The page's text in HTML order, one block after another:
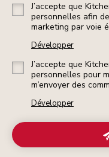
J’accepte que
personnelles afin
marketing par voie
Développer
J’accepte que
personnelles pour
m’envoyer des
Développer